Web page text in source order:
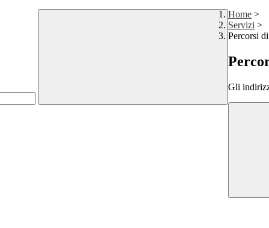
Home >
Servizi >
Percorsi
Gli